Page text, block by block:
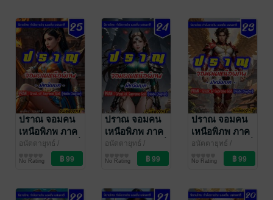
ปราณ จอมคน
เหนือพิภพ ภาค
มัชฌิมบท เล่มที่
25 (481-500)
อนัตตายุทธ์ /
CoachPatm
Inspiraton
นิยายกำลังภายใน
No Rating
ปราณ จอมคน
เหนือพิภพ ภาค
มัชฌิมบท เล่มที่
24 (461-480)
อนัตตายุทธ์ /
CoachPatm
Inspiraton
นิยายกำลังภายใน
No Rating
ปราณ จอมคน
เหนือพิภพ ภาค
มัชฌิมบท เล่มที่
23 (441-460)
อนัตตายุทธ์ /
CoachPatm
Inspiraton
นิยายกำลังภายใน
No Rating